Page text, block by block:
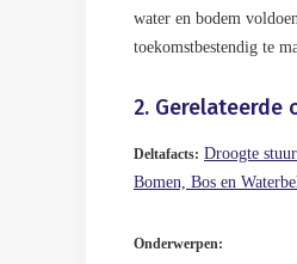
water en bodem
toekomstbestendig te
2. Gerelateerde
Deltafacts: Droogte
Bomen, Bos en
Onderwerpen: